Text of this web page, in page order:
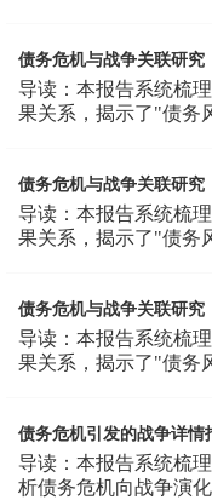
债务危机与战争关联研究
导读：本报告系统梳
果关系，揭示了"债务
债务危机与战争关联研究
导读：本报告系统梳
果关系，揭示了"债务
债务危机与战争关联研究
导读：本报告系统梳
果关系，揭示了"债务
债务危机引发的战争详情
导读：本报告系统梳
析债务危机向战争演化